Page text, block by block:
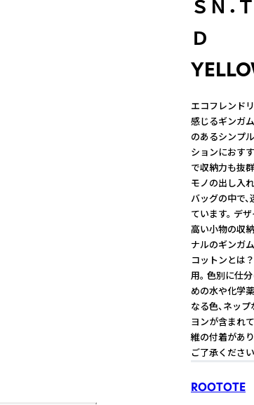
ＳＮ．
Ｄ
エコフレンド
感じるギンガ
のあるシンプ
ションにおす
で収納力も抜
モノの出し入
バッグの中で
ています。 デ
高い小物の収
ナルのギンガ
コットンとは
用。 色別に仕
めの水や化学
なる色、ネッ
ヨンが含まれ
維の付着があ
ご了承くださ
ROOTOTE